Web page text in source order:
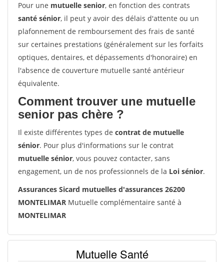
Pour une mutuelle senior, en fonction des contrats
santé sénior, il peut y avoir des délais d'attente ou un
plafonnement de remboursement des frais de santé
sur certaines prestations (généralement sur les forfaits
optiques, dentaires, et dépassements d'honoraire) en
l'absence de couverture mutuelle santé antérieur
équivalente.
Comment trouver une mutuelle
senior pas chère ?
Il existe différentes types de contrat de mutuelle
sénior. Pour plus d'informations sur le contrat
mutuelle sénior, vous pouvez contacter, sans
engagement, un de nos professionnels de la Loi sénior.
Assurances Sicard mutuelles d'assurances 26200
MONTELIMAR Mutuelle complémentaire santé à
MONTELIMAR